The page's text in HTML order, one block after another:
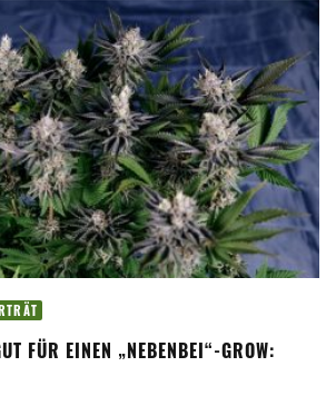
FÜR EINEN „NEBENBEI“-GROW: